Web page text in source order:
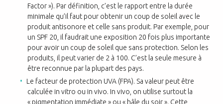
Factor »). Par définition, c’est le rapport entre la durée
minimale qu’il faut pour obtenir un coup de soleil avec le
produit antisonore et celle sans produit. Par exemple, pour
un SPF 20, il faudrait une exposition 20 fois plus importante
pour avoir un coup de soleil que sans protection. Selon les
produits, il peut varier de 2 à 100. C’est la seule mesure à
être reconnue par la plupart des pays.
Le facteur de protection UVA (FPA). Sa valeur peut être
calculée in vitro ou in vivo. In vivo, on utilise surtout la
« pigmentation immédiate » ou « hâle du soir ». Cette